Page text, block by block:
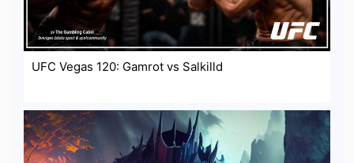
UFC Vegas 120: Gamrot vs Salkilld